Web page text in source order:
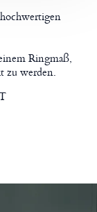
Ringmaß,
zu werden.